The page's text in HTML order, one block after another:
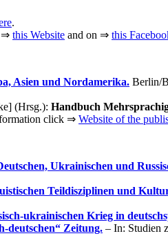
.
⇒ this Website and on ⇒ this
Asien und Nordamerika. Berlin/
(Hrsg.): Handbuch
click ⇒ Website of the
Ukrainischen und
Teildisziplinen und
ukrainischen Krieg in
deutschen“ Zeitung. – In: Studien